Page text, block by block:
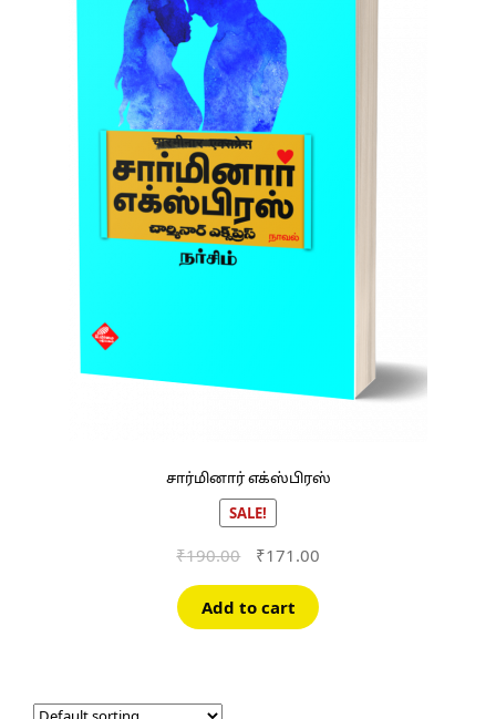
சார்மினார் எக்ஸ்பிரஸ்
SALE!
₹190.00
Original
was:
₹190.00.
₹171.00Current
is:
Add to cart